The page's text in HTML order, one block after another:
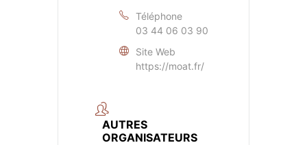
Téléphone
03 44 06 03 90
Site Web
https://moat.fr/
AUTRES
ORGANISATEURS